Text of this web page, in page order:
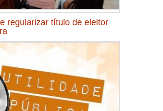
regularizar título de eleitor